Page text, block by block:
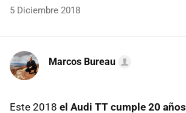
5 Diciembre 2018
Marcos Bureau
Este 2018 el Audi TT cumple 20 años